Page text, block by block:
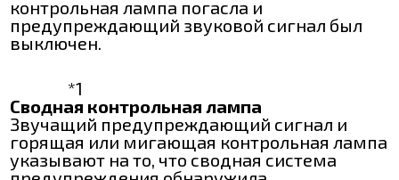
контрольная лампа погасла и
предупреждающий звуковой сигнал был
выключен.
*1
Сводная контрольная лампа
Звучащий предупреждающий сигнал и
горящая или мигающая контрольная лампа
указывают на то, что сводная система